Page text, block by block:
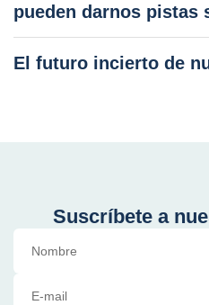
pueden darnos pistas
El futuro incierto de
Suscríbete a